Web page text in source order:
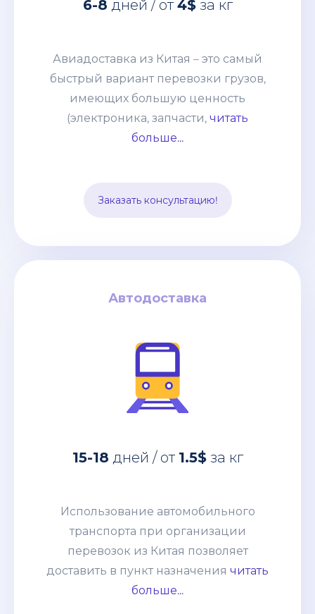
6-8 дней / от 4$за кг
Авиадоставка из Китая – это самый
быстрый вариант перевозки грузов,
имеющих большую ценность
(электроника, запчасти, читать
больше...
Заказать консультацию!
имеющих большую ценность
взвешенным подходом к наполнению
склада и те, кому нужно получить
товары по индивидуальному заказу.
и таможенное оформление.
Автодоставка
15-18 дней / от 1.5$за кг
Использование автомобильного
транспорта при организации
перевозок из Китая позволяет
доставить в пункт назначения читать
больше...
Автодоставка
дней / от
транспорта при организации
сборных грузов, что позволяет